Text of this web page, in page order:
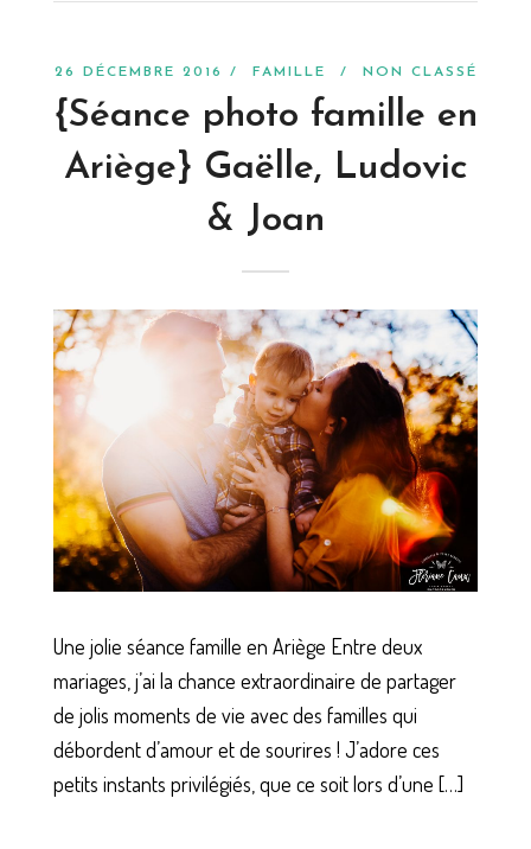
26 DÉCEMBRE 2016 / FAMILLE / NON CLASSÉ
{Séance photo famille en
Ariège} Gaëlle, Ludovic
& Joan
Une jolie séance famille en Ariège Entre deux
mariages, j’ai la chance extraordinaire de partager
de jolis moments de vie avec des familles qui
débordent d’amour et de sourires ! J’adore ces
petits instants privilégiés, que ce soit lors d’une […]